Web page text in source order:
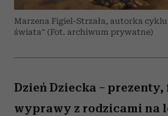
Marzena Figiel-Strzała, autorka
świata” (Fot. archiwum prywatne)
Dzień Dziecka –
wyprawy z rodzicami na